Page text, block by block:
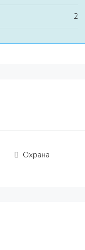
2
Охрана